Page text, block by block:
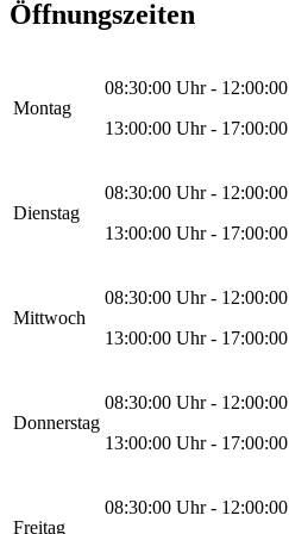
Öffnungszeiten
Montag
08:30:00 Uhr - 12:00:00
13:00:00 Uhr - 17:00:00
Dienstag
08:30:00 Uhr - 12:00:00
13:00:00 Uhr - 17:00:00
Mittwoch
08:30:00 Uhr - 12:00:00
13:00:00 Uhr - 17:00:00
Donnerstag
08:30:00 Uhr - 12:00:00
13:00:00 Uhr - 17:00:00
Freitag
08:30:00 Uhr - 12:00:00